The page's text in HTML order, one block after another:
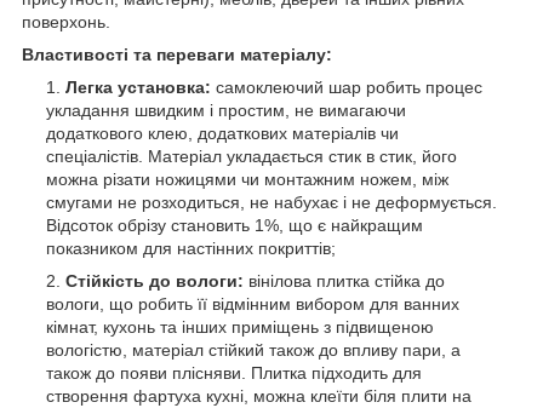
поверхонь.
Властивості та переваги матеріалу:
Легка установка: самоклеючий шар робить процес
укладання швидким і простим, не вимагаючи
додаткового клею, додаткових матеріалів чи
спеціалістів. Матеріал укладається стик в стик, його
можна різати ножицями чи монтажним ножем, між
смугами не розходиться, не набухає і не деформується.
Відсоток обрізу становить 1%, що є найкращим
показником для настінних покриттів;
Стійкість до вологи: вінілова плитка стійка до
вологи, що робить її відмінним вибором для ванних
кімнат, кухонь та інших приміщень з підвищеною
вологістю, матеріал стійкий також до впливу пари, а
також до появи плісняви. Плитка підходить для
створення фартуха кухні, можна клеїти біля плити на